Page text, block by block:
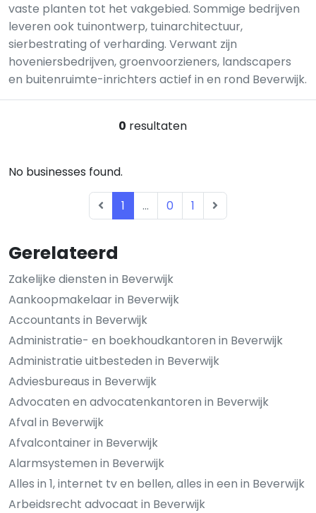
vaste planten tot het vakgebied. Sommige bedrijven
leveren ook tuinontwerp, tuinarchitectuur,
sierbestrating of verharding. Verwant zijn
hoveniersbedrijven, groenvoorzieners, landscapers
en buitenruimte-inrichters actief in en rond Beverwijk.
Gerelateerd
Zakelijke diensten in Beverwijk
Aankoopmakelaar in Beverwijk
Accountants in Beverwijk
Administratie- en boekhoudkantoren in Beverwijk
Administratie uitbesteden in Beverwijk
Adviesbureaus in Beverwijk
Advocaten en advocatenkantoren in Beverwijk
Afval in Beverwijk
Afvalcontainer in Beverwijk
Alarmsystemen in Beverwijk
Alles in 1, internet tv en bellen, alles in een in Beverwijk
Arbeidsrecht advocaat in Beverwijk
0 resultaten
No businesses found.
1 ... 0 1